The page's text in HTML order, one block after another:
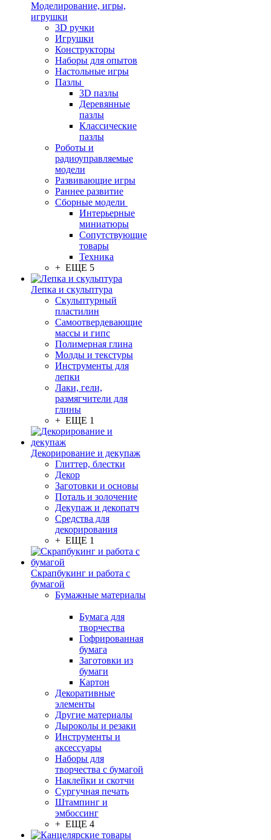
Моделирование, игры,
игрушки
3D ручки
Игрушки
Конструкторы
Наборы для опытов
Настольные игры
Пазлы
3D пазлы
Деревянные
пазлы
Классические
пазлы
Роботы и
радиоуправляемые
модели
Развивающие игры
Раннее развитие
Сборные модели
Интерьерные
миниатюры
Сопутствующие
товары
Техника
+ ЕЩЕ 5
Лепка и скульптура
Скульптурный
пластилин
Самоотвердевающие
массы и гипс
Полимерная глина
Молды и текстуры
Инструменты для
лепки
Лаки, гели,
размягчители для
глины
+ ЕЩЕ 1
Декорирование и декупаж
Глиттер, блестки
Декор
Заготовки и основы
Поталь и золочение
Декупаж и декопатч
Средства для
декорирования
+ ЕЩЕ 1
Скрапбукинг и работа с
бумагой
Бумажные материалы
Бумага для
творчества
Гофрированная
бумага
Заготовки из
бумаги
Картон
Декоративные
элементы
Другие материалы
Дыроколы и резаки
Инструменты и
аксессуары
Наборы для
творчества с бумагой
Наклейки и скотчи
Сургучная печать
Штампинг и
эмбоссинг
+ ЕЩЕ 4